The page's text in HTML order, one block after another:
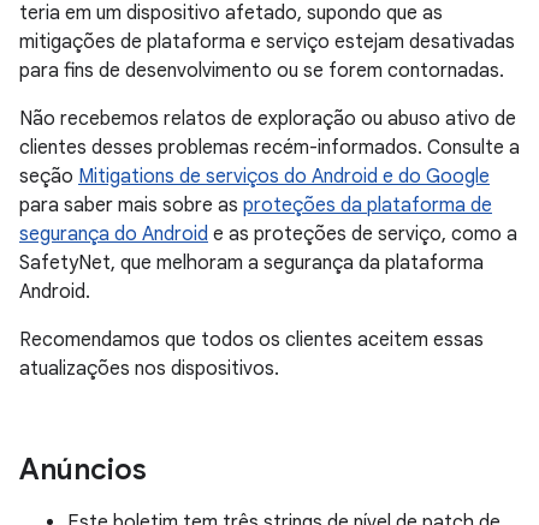
teria em um dispositivo afetado, supondo que as
mitigações de plataforma e serviço estejam desativadas
para fins de desenvolvimento ou se forem contornadas.
Não recebemos relatos de exploração ou abuso ativo de
clientes desses problemas recém-informados. Consulte a
seção Mitigations de serviços do Android e do Google
para saber mais sobre as proteções da plataforma de
segurança do Android e as proteções de serviço, como a
SafetyNet, que melhoram a segurança da plataforma
Android.
Recomendamos que todos os clientes aceitem essas
atualizações nos dispositivos.
Anúncios